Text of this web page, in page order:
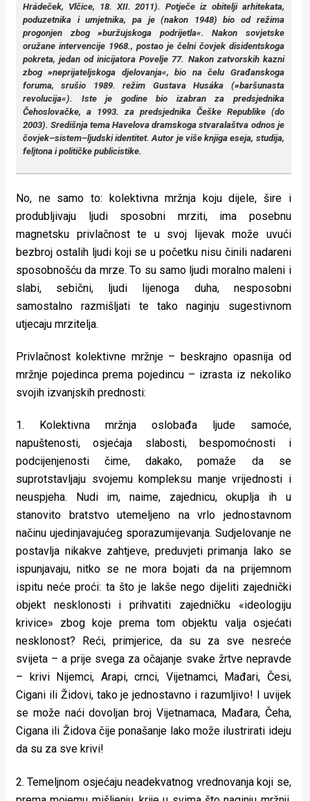
Hrádeček, Vlčice, 18. XII. 2011). Potječe iz obitelji arhitekata,
poduzetnika i umjetnika, pa je (nakon 1948) bio od režima
progonjen zbog »buržujskoga podrijetla«. Nakon sovjetske
oružane intervencije 1968., postao je čelni čovjek disidentskoga
pokreta, jedan od inicijatoraPovelje 77. Nakon zatvorskih kazni
zbog »neprijateljskoga djelovanja«, bio na čelu Građanskoga
foruma, srušio 1989. režim Gustava Husáka (»baršunasta
revolucija«). Iste je godine bio izabran za predsjednika
Čehoslovačke, a 1993. za predsjednika Češke Republike (do
2003). Središnja tema Havelova dramskoga stvaralaštva odnos je
čovjek–sistem–ljudski identitet. Autor je više knjiga eseja, studija,
feljtona i političke publicistike.
No, ne samo to: kolektivna mržnja koju dijele, šire i
produbljivaju ljudi sposobni mrziti, ima posebnu
magnetsku privlačnost te u svoj lijevak može uvući
bezbroj ostalih ljudi koji se u početku nisu činili nadareni
sposobnošću da mrze. To su samo ljudi moralno maleni i
slabi, sebični, ljudi lijenoga duha, nesposobni
samostalno razmišljati te tako naginju sugestivnom
utjecaju mrzitelja.
Privlačnost kolektivne mržnje – beskrajno opasnija od
mržnje pojedinca prema pojedincu – izrasta iz nekoliko
svojih izvanjskih prednosti:
1. Kolektivna mržnja oslobađa ljude samoće,
napuštenosti, osjećaja slabosti, bespomoćnosti i
podcijenjenosti čime, dakako, pomaže da se
suprotstavljaju svojemu kompleksu manje vrijednosti i
neuspjeha. Nudi im, naime, zajednicu, okuplja ih u
stanovito bratstvo utemeljeno na vrlo jednostavnom
načinu ujedinjavajućeg sporazumijevanja. Sudjelovanje ne
postavlja nikakve zahtjeve, preduvjeti primanja lako se
ispunjavaju, nitko se ne mora bojati da na prijemnom
ispitu neće proći: ta što je lakše nego dijeliti zajednički
objekt nesklonosti i prihvatiti zajedničku «ideologiju
krivice» zbog koje prema tom objektu valja osjećati
nesklonost? Reći, primjerice, da su za sve nesreće
svijeta – a prije svega za očajanje svake žrtve nepravde
– krivi Nijemci, Arapi, crnci, Vijetnamci, Mađari, Česi,
Cigani ili Židovi, tako je jednostavno i razumljivo! I uvijek
se može naći dovoljan broj Vijetnamaca, Mađara, Čeha,
Cigana ili Židova čije ponašanje lako može ilustrirati ideju
da su za sve krivi!
2. Temeljnom osjećaju neadekvatnog vrednovanja koji se,